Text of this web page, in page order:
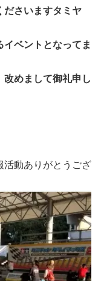
ださいますタミヤ
ベントとなってま
めまして御礼申し
活動ありがとうござ